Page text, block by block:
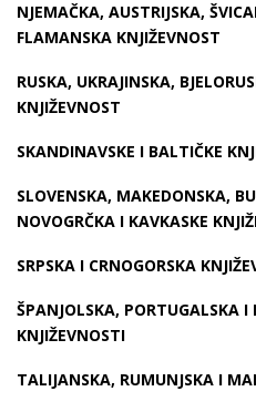
NJEMAČKA, AUSTRIJSKA,
FLAMANSKA KNJIŽEVNOST
RUSKA, UKRAJINSKA,
KNJIŽEVNOST
SKANDINAVSKE I BALTIČKE
SLOVENSKA, MAKEDONSKA,
NOVOGRČKA I KAVKASKE
SRPSKA I CRNOGORSKA
ŠPANJOLSKA, PORTUGALSKA I
KNJIŽEVNOSTI
TALIJANSKA, RUMUNJSKA I